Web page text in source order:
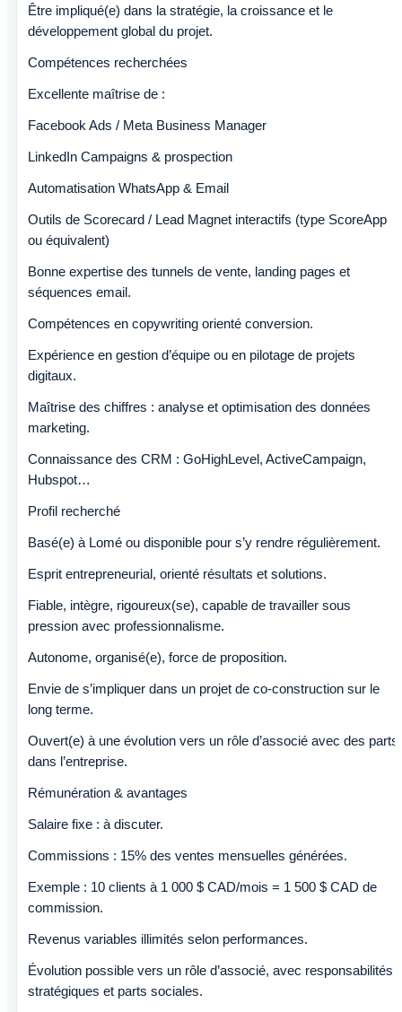
Être impliqué(e) dans la stratégie, la croissance et le
développement global du projet.
Compétences recherchées
Excellente maîtrise de :
Facebook Ads / Meta Business Manager
LinkedIn Campaigns & prospection
Automatisation WhatsApp & Email
Outils de Scorecard / Lead Magnet interactifs (type ScoreApp
ou équivalent)
Bonne expertise des tunnels de vente, landing pages et
séquences email.
Compétences en copywriting orienté conversion.
Expérience en gestion d’équipe ou en pilotage de projets
digitaux.
Maîtrise des chiffres : analyse et optimisation des données
marketing.
Connaissance des CRM : GoHighLevel, ActiveCampaign,
Hubspot…
Profil recherché
Basé(e) à Lomé ou disponible pour s’y rendre régulièrement.
Esprit entrepreneurial, orienté résultats et solutions.
Fiable, intègre, rigoureux(se), capable de travailler sous
pression avec professionnalisme.
Autonome, organisé(e), force de proposition.
Envie de s’impliquer dans un projet de co-construction sur le
long terme.
Ouvert(e) à une évolution vers un rôle d’associé avec des parts
dans l’entreprise.
Rémunération & avantages
Salaire fixe : à discuter.
Commissions : 15% des ventes mensuelles générées.
Exemple : 10 clients à 1 000 $ CAD/mois = 1 500 $ CAD de
commission.
Revenus variables illimités selon performances.
Évolution possible vers un rôle d’associé, avec responsabilités
stratégiques et parts sociales.